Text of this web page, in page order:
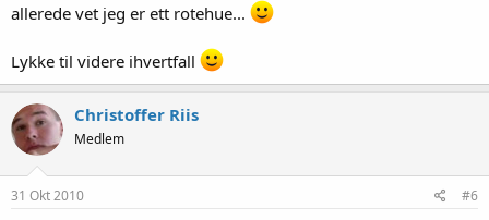
allerede vet jeg er ett rotehue...
Lykke til videre ihvertfall
Christoffer Riis
Medlem
31 Okt 2010 #6